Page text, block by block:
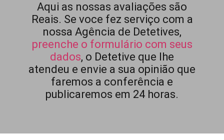
Aqui as nossas avaliações são
Reais. Se voce fez serviço com a
nossa Agência de Detetives,
preenche o formulário com seus
dados, o Detetive que lhe
atendeu e envie a sua opinião que
faremos a conferência e
publicaremos em 24 horas.